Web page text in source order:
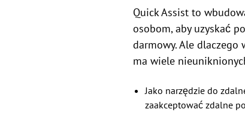
Quick Assist to
osobom, aby uzyskać
darmowy. Ale
ma wiele
Jako narzędzie do
zaakceptować zdalne